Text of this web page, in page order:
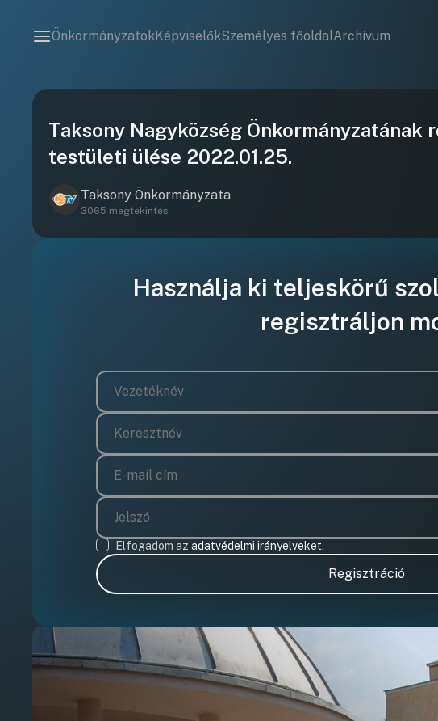
ÖnkormányzatokKépviselőkSzemélyes főoldalArchívum
Taksony Nagyközség Önkormányzatának
testületi ülése 2022.01.25.
Taksony Önkormányzata
3065 megtekintés
Használja ki teljeskörű
regisztráljon
Elfogadom az adatvédelmi irányelveket.
Regisztráció